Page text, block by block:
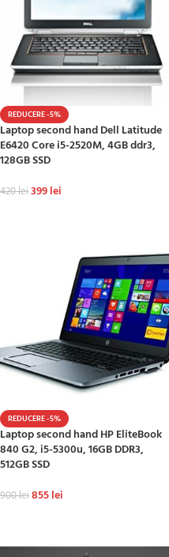
REDUCERE -5%
Laptop second hand Dell Latitude
E6420 Core i5-2520M, 4GB ddr3,
128GB SSD
420lei399lei
REDUCERE -5%
Laptop second hand HP EliteBook
840 G2, i5-5300u, 16GB DDR3,
512GB SSD
900lei855lei